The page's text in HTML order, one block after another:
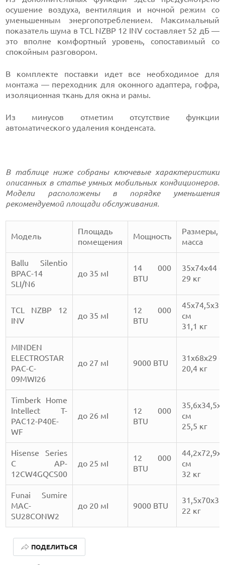
осушение воздуха, вентиляция и ночной режим со
уменьшенным энергопотреблением. Максимальный
показатель шума в TCL NZBP 12 INV составляет 52 дБ —
это вполне комфортный уровень, сопоставимый со
спокойным разговором.
В комплекте поставки идет все необходимое для
монтажа — переходник для оконного адаптера, гофра,
изоляционная ткань для окна и рамы.
Из минусов отметим отсутствие функции
автоматического удаления конденсата.
В таблице ниже собраны ключевые характеристики
описанных в статье умных мобильных кондиционеров.
Модели расположены в порядке уменьшения
рекомендуемой площади обслуживания.
Модель
Площадь
помещения
Мощность
Размеры,
масса
Ballu Silentio
BPAC-14
SLI/N6
до 35 мІ
14 000
BTU
35х74х44
29 кг
TCL NZBP 12
INV
до 35 мІ
12 000
BTU
см
31,1 кг
MINDEN
ELECTROSTAR
PAC-C-
09MWI26
до 27 мІ 9000 BTU
31x68x29
20,4 кг
Timberk Home
Intellect T-
PAC12-P40E-
WF
до 26 мІ
12 000
BTU
см
25,5 кг
Hisense Series
С AP-
12CW4GQCS00
до 25 мІ
12 000
BTU
см
32 кг
Funai Sumire
MAC-
SU28CONW2
до 20 мІ 9000 BTU
22 кг
ПОДЕЛИТЬСЯ
КАК БЕЗОПАСНО КУПИТЬ Б/У СМАРТФОН